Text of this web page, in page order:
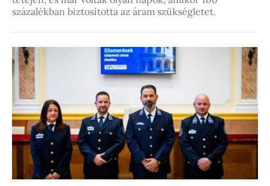
százalékban biztosította az áram szükségletet.